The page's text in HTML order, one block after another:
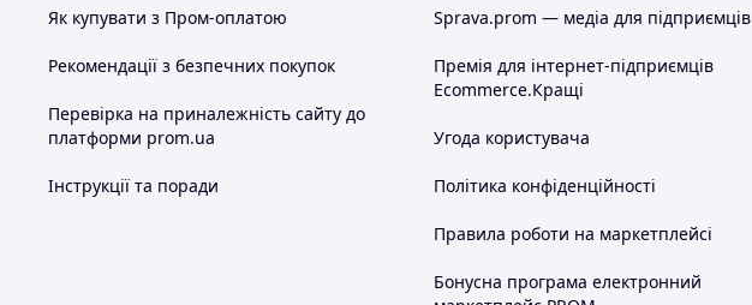
Як купувати з Пром-оплатою
Рекомендації з безпечних покупок
Перевірка на приналежність сайту до
платформи prom.ua
Інструкції та поради
Sprava.prom — медіа для підприємців
Премія для інтернет-підприємців
Ecommerce.Кращі
Угода користувача
Політика конфіденційності
Правила роботи на маркетплейсі
Бонусна програма електронний